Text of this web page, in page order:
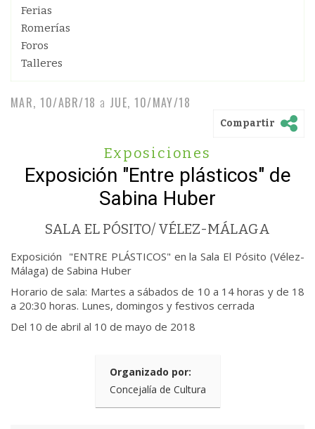
Ferias
Romerías
Foros
Talleres
MAR, 10/ABR/18 a JUE, 10/MAY/18
Compartir
Exposiciones
Exposición "Entre plásticos" de
Sabina Huber
SALA EL PÓSITO/ VÉLEZ-MÁLAGA
Exposición "ENTRE PLÁSTICOS" en la Sala El Pósito (Vélez-
Málaga) de Sabina Huber
Horario de sala: Martes a sábados de 10 a 14 horas y de 18
a 20:30 horas. Lunes, domingos y festivos cerrada
Del 10 de abril al 10 de mayo de 2018
Organizado por:
Concejalía de Cultura